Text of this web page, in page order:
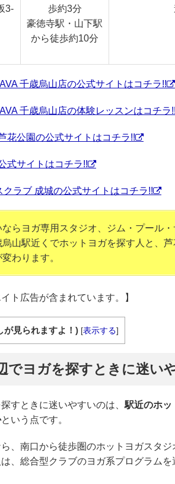
3-
歩約3分
豪徳寺駅・山下駅
から徒歩約10分
千歳烏山店の公式サイトはコチラ!!
千歳烏山店の体験レッスンはコチラ
花公園の公式サイトはコチラ!!
式サイトはコチラ!!
ラブ 成城の公式サイトはコチラ!!
らヨガ専用スタジオ、ジム・プール
山駅近くでホットヨガを探す人と、
わります。
ト広告が含まれています。】
が見られますよ！) [表示する]
でヨガを探すときに迷い
すときに迷いやすいのは、 駅近のホッ
という点です。
、南口から徒歩圏のホットヨガスタ
、総合型クラブのヨガ系プログラム